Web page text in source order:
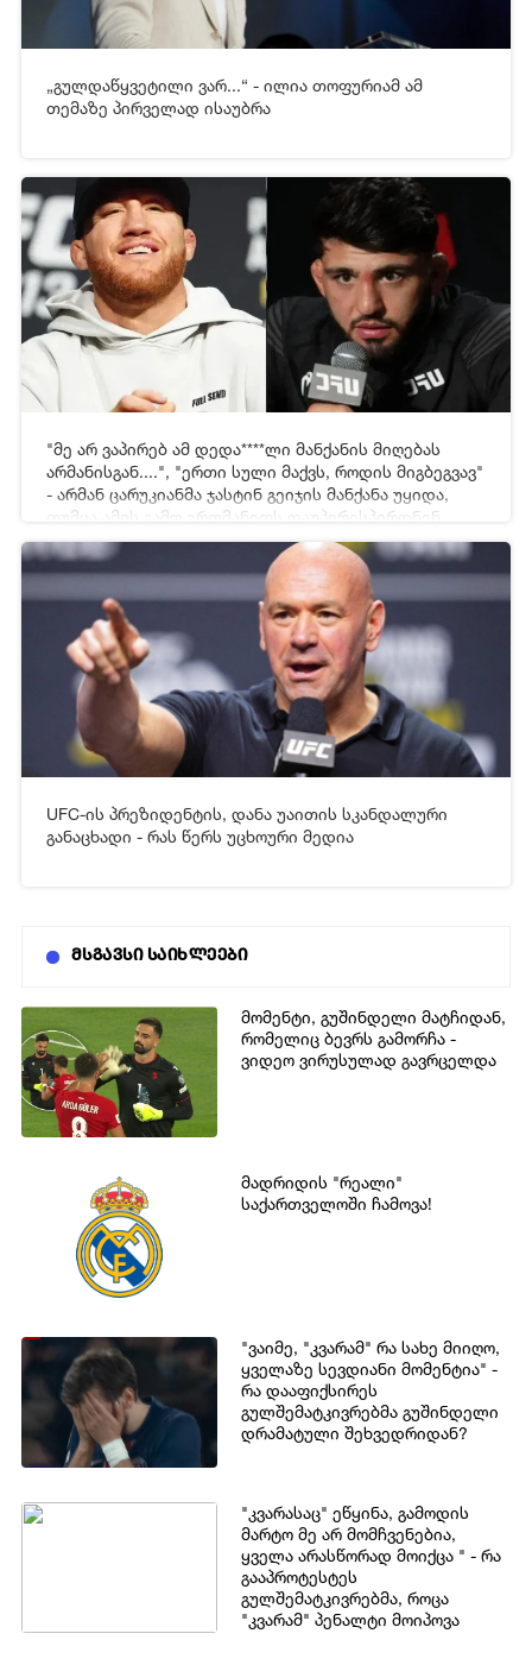
[xfgiven_video2][/xfgiven_video2]
„გულდაწყვეტილი ვარ...“ - ილია თოფურიამ ამ
თემაზე პირველად ისაუბრა
[xfgiven_video2][/xfgiven_video2]
"მე არ ვაპირებ ამ დედა****ლი მანქანის მიღებას
არმანისგან....", "ერთი სული მაქვს, როდის მიგბეგვავ"
- არმან ცარუკიანმა ჯასტინ გეიჯის მანქანა უყიდა,
თუმცა ამის გამო ერთმანეთს დაუპირისპირდნენ
19-06-2026 05:43
[xfgiven_video2][/xfgiven_video2]
UFC-ის პრეზიდენტის, დანა უაითის სკანდალური
განაცხადი - რას წერს უცხოური მედია
მსგავსი საიხლეები
მომენტი, გუშინდელი მატჩიდან,
რომელიც ბევრს გამორჩა -
ვიდეო ვირუსულად გავრცელდა
მადრიდის "რეალი"
საქართველოში ჩამოვა!
"ვაიმე, "კვარამ" რა სახე მიიღო,
ყველაზე სევდიანი მომენტია" -
რა დააფიქსირეს
გულშემატკივრებმა გუშინდელი
დრამატული შეხვედრიდან?
"კვარასაც" ეწყინა, გამოდის
მარტო მე არ მომჩვენებია,
ყველა არასწორად მოიქცა " - რა
გააპროტესტეს
გულშემატკივრებმა, როცა
"კვარამ" პენალტი მოიპოვა